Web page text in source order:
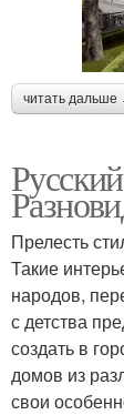
читать дальше
Прелесть
Такие
народов,
с детства
создать в
домов из
свои